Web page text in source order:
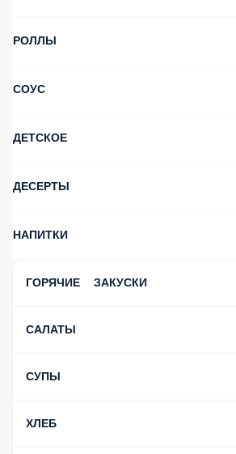
РОЛЛЫ
СОУС
ДЕТСКОЕ
ДЕСЕРТЫ
НАПИТКИ
ГОРЯЧИЕ ЗАКУСКИ
САЛАТЫ
СУПЫ
ХЛЕБ